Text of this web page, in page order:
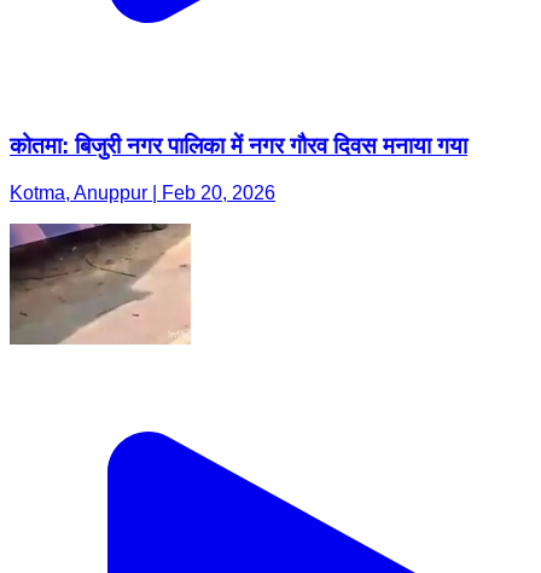
कोतमा: बिजुरी नगर पालिका में नगर गौरव दिवस मनाया गया
Kotma, Anuppur | Feb 20, 2026